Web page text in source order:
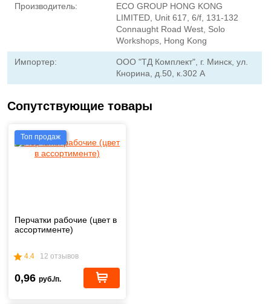
Производитель:
ECO GROUP HONG KONG
LIMITED, Unit 617, 6/f, 131-132
Connaught Road West, Solo
Workshops, Hong Kong
Импортер:
ООО "ТД Комплект", г. Минск, ул.
Кнорина, д.50, к.302 А
Сопутствующие товары
Топ продаж
Перчатки рабочие (цвет в
ассортименте)
4.4 12 отзывов
0,96 руб./п.